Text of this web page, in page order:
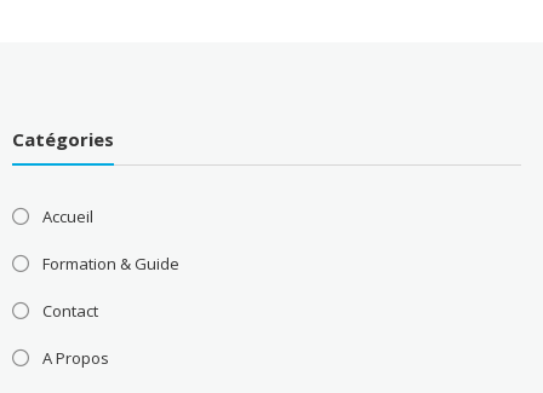
Catégories
Accueil
Formation & Guide
Contact
A Propos